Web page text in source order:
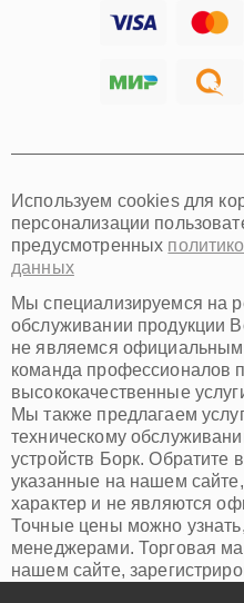
Хабаровск
Иркутск
Омск
Красноярск
Пермь
Ульяновск
Киров
Архангельск
Астрахань
Белгород
Благовещенск
Брянск
Владивосток
Владикавказ
Владимир
Волжский
Вологда
Грозный
Иваново
Используем cookies для
персонализации
предусмотренных
данных
Мы специализируемся на
обслуживании продукции
не являемся
команда профессионалов
высококачественные
Мы также предлагаем
техническому
устройств Борк. Обратите
указанные на нашем
характер и не являются
Точные цены можно
менеджерами. Торговая
нашем сайте,
исключительно для